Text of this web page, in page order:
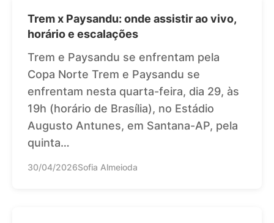
Trem x Paysandu: onde assistir ao vivo,
horário e escalações
Trem e Paysandu se enfrentam pela
Copa Norte Trem e Paysandu se
enfrentam nesta quarta-feira, dia 29, às
19h (horário de Brasília), no Estádio
Augusto Antunes, em Santana-AP, pela
quinta…
30/04/2026Sofia Almeioda